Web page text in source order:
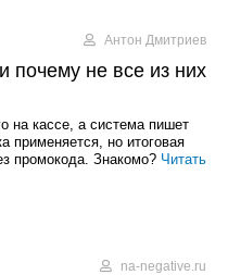
Антон Дмитриев
почему не все из них
на кассе, а система пишет
применяется, но итоговая
промокода. Знакомо? Читать
na-negative.ru